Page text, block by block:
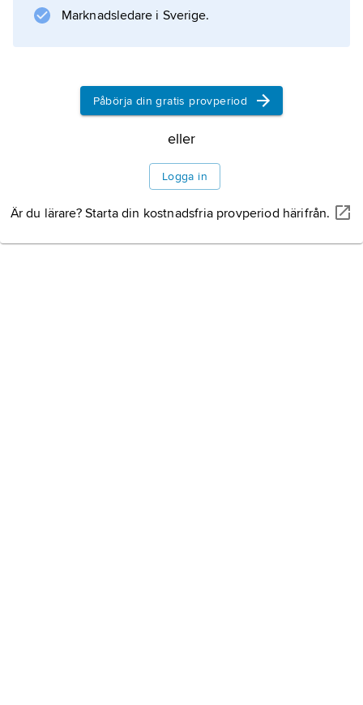
Information om artikeln
Marknadsledare i Sverige.
Påbörja din gratis provperiod
eller
Logga in
Är du lärare? Starta din kostnadsfria provperiod härifrån.